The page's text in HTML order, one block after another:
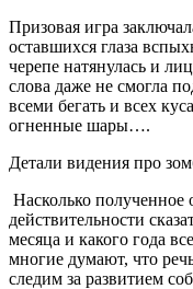
Призовая игра
оставшихся глаза
черепе натянулась и
слова даже не смогла
всеми бегать и всех
огненные шары….
Детали видения про
Насколько полученное
действительности
месяца и какого года
многие думают, что
следим за развитием